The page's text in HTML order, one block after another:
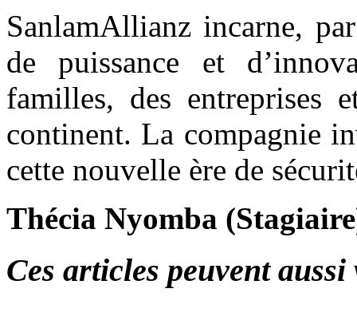
SanlamAllianz incarne,
de puissance et
familles, des entreprises
continent. La compagnie
cette nouvelle ère de
Thécia Nyomba
Ces articles peuvent